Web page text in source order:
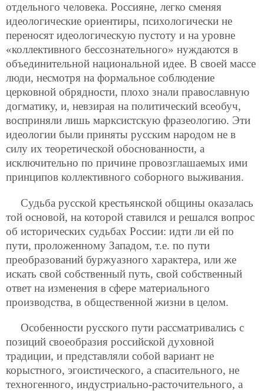
отдельного человека. Россияне, легко сменяя
идеологические ориентиры, психологически не
переносят идеологическую пустоту и на уровне
«коллективного бессознательного» нуждаются в
объединительной национальной идее. В своей массе
люди, несмотря на формальное соблюдение
церковной обрядности, плохо знали православную
догматику, и, невзирая на политический всеобуч,
восприняли лишь марксистскую фразеологию. Эти
идеологии были приняты русским народом не в
силу их теоретической обоснованности, а
исключительно по причине провозглашаемых ими
принципов коллективного соборного выживания.
Судьба русской крестьянской общины оказалась
той основой, на которой ставился и решался вопрос
об исторических судьбах России: идти ли ей по
пути, проложенному Западом, т.е. по пути
преобразований буржуазного характера, или же
искать свой собственный путь, свой собственный
ответ на изменения в сфере материального
производства, в общественной жизни в целом.
Особенности русского пути рассматривались с
позиций своеобразия российской духовной
традиции, и представляли собой вариант не
корыстного, эгоистического, а спасительного, не
техногенного, индустриально-расточительного, а